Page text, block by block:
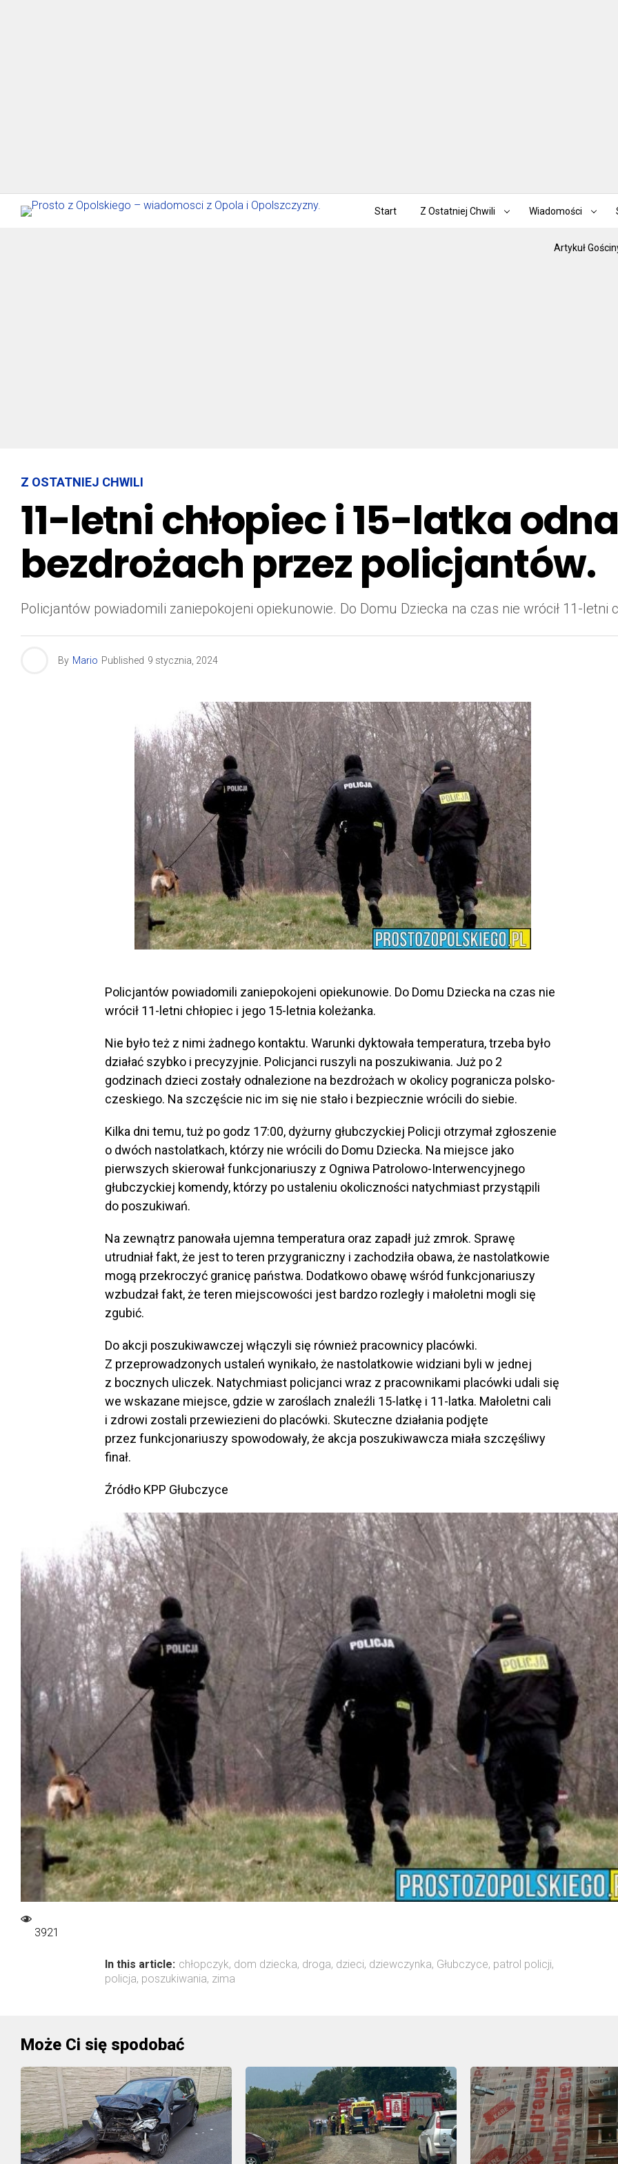
Start Z Ostatniej Chwili Wiadomości
Artykuł
Z OSTATNIEJ CHWILI
11-letni chłopiec i 15-latka
bezdrożach przez policjantów.
Policjantów powiadomili zaniepokojeni opiekunowie. Do Domu Dziecka na czas nie wrócił 11-letni
By Mario Published 9 stycznia, 2024
Policjantów powiadomili zaniepokojeni opiekunowie. Do Domu Dziecka na czas nie
wrócił 11-letni chłopiec i jego 15-letnia koleżanka.
Nie było też z nimi żadnego kontaktu. Warunki dyktowała temperatura, trzeba było
działać szybko i precyzyjnie. Policjanci ruszyli na poszukiwania. Już po 2
godzinach dzieci zostały odnalezione na bezdrożach w okolicy pogranicza polsko-
czeskiego. Na szczęście nic im się nie stało i bezpiecznie wrócili do siebie.
Kilka dni temu, tuż po godz 17:00, dyżurny głubczyckiej Policji otrzymał zgłoszenie
o dwóch nastolatkach, którzy nie wrócili do Domu Dziecka. Na miejsce jako
pierwszych skierował funkcjonariuszy z Ogniwa Patrolowo-Interwencyjnego
głubczyckiej komendy, którzy po ustaleniu okoliczności natychmiast przystąpili
do poszukiwań.
Na zewnątrz panowała ujemna temperatura oraz zapadł już zmrok. Sprawę
utrudniał fakt, że jest to teren przygraniczny i zachodziła obawa, że nastolatkowie
mogą przekroczyć granicę państwa. Dodatkowo obawę wśród funkcjonariuszy
wzbudzał fakt, że teren miejscowości jest bardzo rozległy i małoletni mogli się
zgubić.
Do akcji poszukiwawczej włączyli się również pracownicy placówki.
Z przeprowadzonych ustaleń wynikało, że nastolatkowie widziani byli w jednej
z bocznych uliczek. Natychmiast policjanci wraz z pracownikami placówki udali się
we wskazane miejsce, gdzie w zaroślach znaleźli 15-latkę i 11-latka. Małoletni cali
i zdrowi zostali przewiezieni do placówki. Skuteczne działania podjęte
przez funkcjonariuszy spowodowały, że akcja poszukiwawcza miała szczęśliwy
finał.
Źródło KPP Głubczyce
3921
In this article: chłopczyk, dom dziecka, droga, dzieci, dziewczynka, Głubczyce, patrol policji,
policja, poszukiwania, zima
Może Ci się spodobać